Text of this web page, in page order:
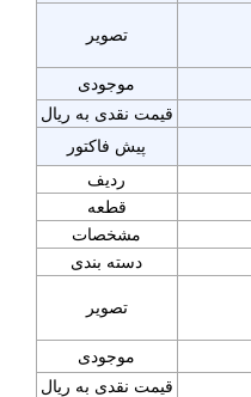
تصویر
موجودی
قیمت نقدی به ریال
پیش فاکتور
ردیف
قطعه
مشخصات
دسته بندی
تصویر
موجودی
قیمت نقدی به ریال